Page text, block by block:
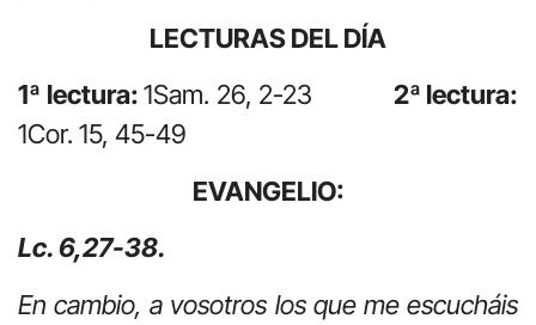
LECTURAS DEL DÍA
1ª lectura:1Sam. 26, 2-23 2ª lectura:
1Cor. 15, 45-49
EVANGELIO:
Lc. 6,27-38.
En cambio, a vosotros los que me escucháis